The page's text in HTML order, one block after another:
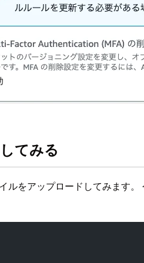
てみる
ルをアップロードしてみます